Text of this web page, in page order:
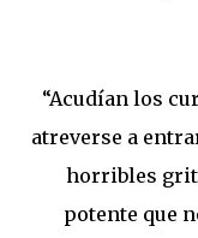
“Acudían los
atreverse a
horribles
potente que